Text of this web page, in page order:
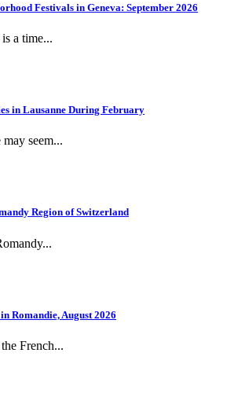
Festivals in Geneva: September 2026
a time...
in Lausanne During February
seem...
Region of Switzerland
Romandie, August 2026
French...